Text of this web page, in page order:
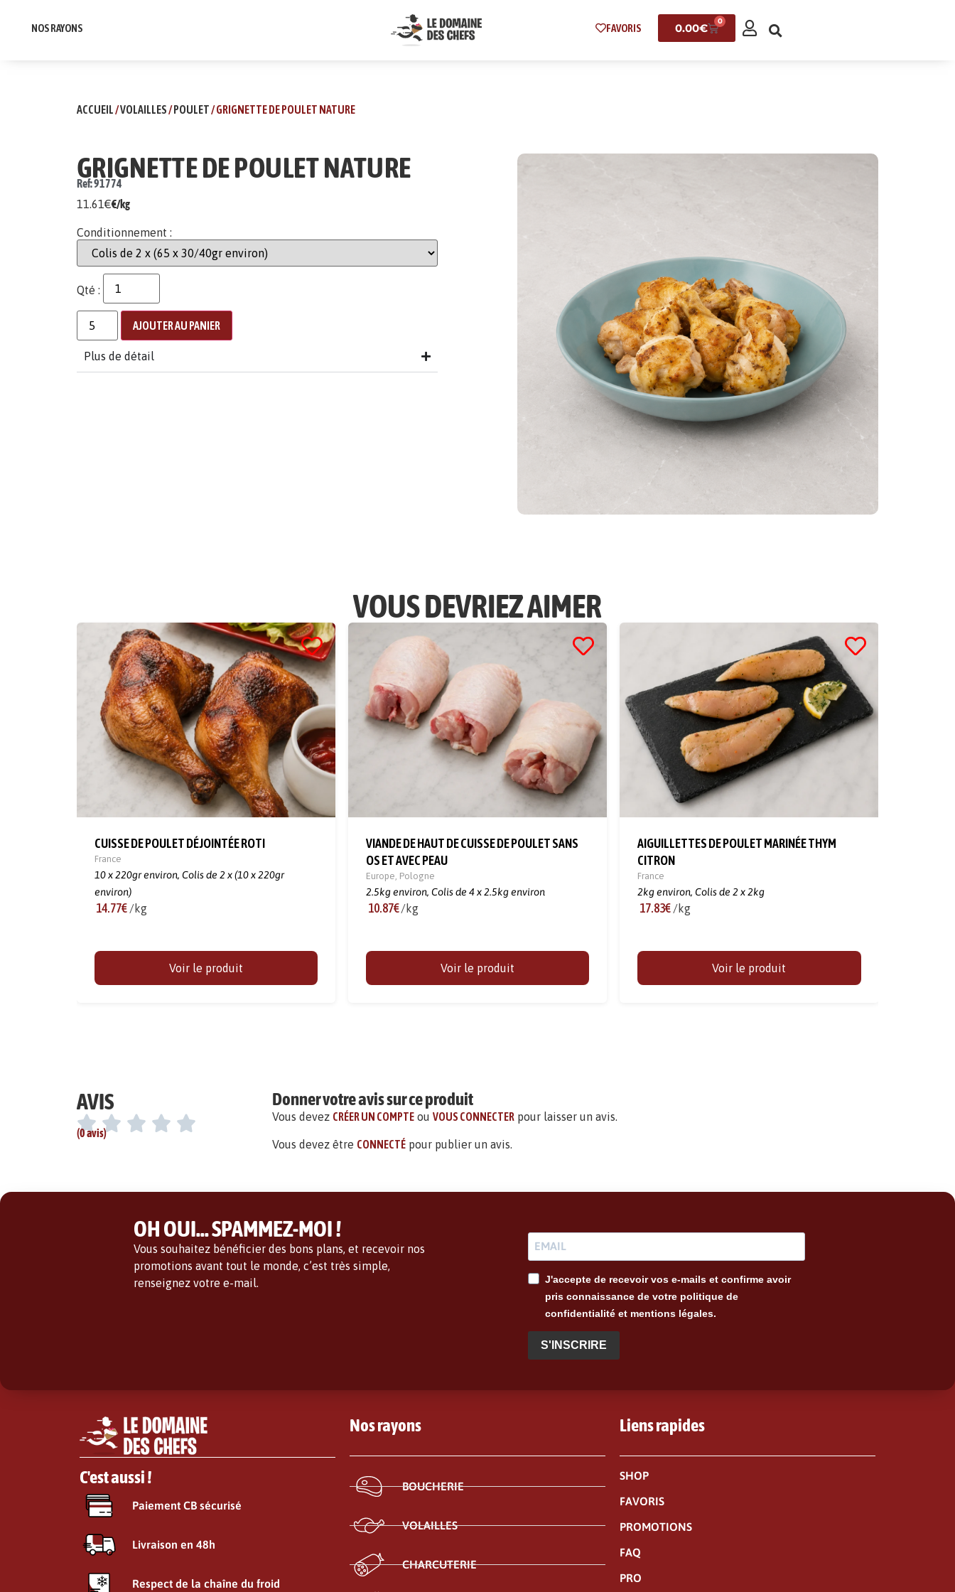
NOS RAYONS FAVORIS 0.00€
0
ACCUEIL/VOLAILLES/POULET/ GRIGNETTE DE POULET NATURE
GRIGNETTE DE POULET NATURE
Ref: 91774
11.61€€/kg
Conditionnement :
Qté :
AJOUTER AU PANIER
Plus de détail
VOUS DEVRIEZ AIMER
CUISSE DE POULET DÉJOINTÉE ROTI
France
10 x 220gr environ, Colis de 2 x (10 x 220gr
environ)
14.77€ /kg
Voir le produit
VIANDE DE HAUT DE CUISSE DE POULET SANS
OS ET AVEC PEAU
Europe, Pologne
2.5kg environ, Colis de 4 x 2.5kg environ
10.87€/kg
Voir le produit
AIGUILLETTES DE POULET MARINÉE THYM
CITRON
France
2kg environ, Colis de 2 x 2kg
17.83€ /kg
Voir le produit
AVIS
(0 avis)
Donner votre avis sur ce produit
Vous devez CRÉER UN COMPTEou VOUS CONNECTERpour laisser un avis.
Vous devez être CONNECTÉpour publier un avis.
OH OUI... SPAMMEZ-MOI !
Vous souhaitez bénéficier des bons plans, et recevoir nos
promotions avant tout le monde, c’est très simple,
renseignez votre e-mail.
J'accepte de recevoir vos e-mails et confirme avoir
pris connaissance de votre politique de
confidentialité et mentions légales.
S'INSCRIRE
C'est aussi !
Paiement CB sécurisé
Livraison en 48h
Respect de la chaîne du froid
Nos rayons
BOUCHERIE
VOLAILLES
CHARCUTERIE
Liens rapides
SHOP
FAVORIS
PROMOTIONS
FAQ
PRO